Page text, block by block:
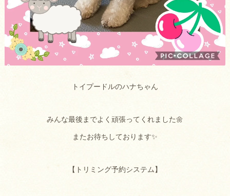
トイプードルのハナちゃん
みんな最後までよく頑張ってくれました🌼
またお待ちしております✨
【トリミング予約システム】